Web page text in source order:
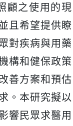
顧之使用的現
且希望提供瞭
對疾病與用藥
構和健保政策
善方案和預估
。本研究擬以
響民眾求醫用